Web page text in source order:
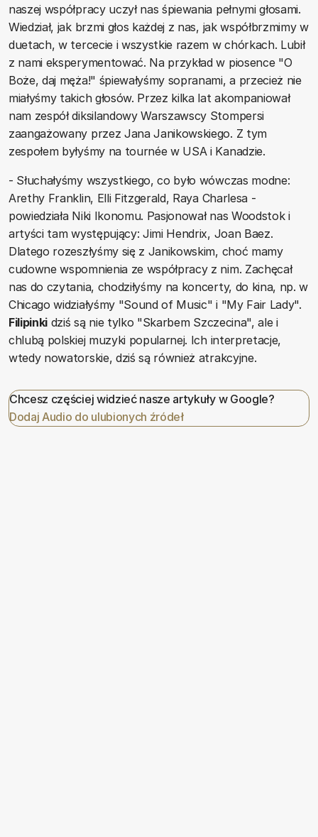
naszej współpracy uczył nas śpiewania pełnymi głosami.
Wiedział, jak brzmi głos każdej z nas, jak współbrzmimy w
duetach, w tercecie i wszystkie razem w chórkach. Lubił
z nami eksperymentować. Na przykład w piosence "O
Boże, daj męża!" śpiewałyśmy sopranami, a przecież nie
miałyśmy takich głosów. Przez kilka lat akompaniował
nam zespół diksilandowy Warszawscy Stompersi
zaangażowany przez Jana Janikowskiego. Z tym
zespołem byłyśmy na tournée w USA i Kanadzie.
- Słuchałyśmy wszystkiego, co było wówczas modne:
Arethy Franklin, Elli Fitzgerald, Raya Charlesa -
powiedziała Niki Ikonomu. Pasjonował nas Woodstok i
artyści tam występujący: Jimi Hendrix, Joan Baez.
Dlatego rozeszłyśmy się z Janikowskim, choć mamy
cudowne wspomnienia ze współpracy z nim. Zachęcał
nas do czytania, chodziłyśmy na koncerty, do kina, np. w
Chicago widziałyśmy "Sound of Music" i "My Fair Lady".
Filipinki dziś są nie tylko "Skarbem Szczecina", ale i
chlubą polskiej muzyki popularnej. Ich interpretacje,
wtedy nowatorskie, dziś są również atrakcyjne.
Chcesz częściej widzieć nasze artykuły w Google?
Dodaj Audio do ulubionych źródeł